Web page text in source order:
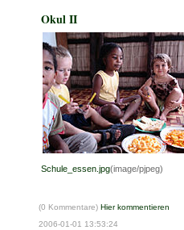
Okul II
Schule_essen.jpg(image/pjpeg)
(0 Kommentare) Hier kommentieren
2006-01-01 13:53:24